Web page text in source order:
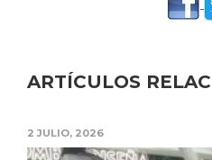
ARTÍCULOS
2 JULIO, 2026